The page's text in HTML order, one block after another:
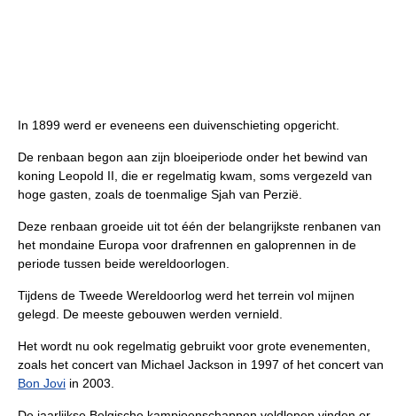
In 1899 werd er eveneens een duivenschieting opgericht.
De renbaan begon aan zijn bloeiperiode onder het bewind van
koning Leopold II, die er regelmatig kwam, soms vergezeld van
hoge gasten, zoals de toenmalige Sjah van Perzië.
Deze renbaan groeide uit tot één der belangrijkste renbanen van
het mondaine Europa voor drafrennen en galoprennen in de
periode tussen beide wereldoorlogen.
Tijdens de Tweede Wereldoorlog werd het terrein vol mijnen
gelegd. De meeste gebouwen werden vernield.
Het wordt nu ook regelmatig gebruikt voor grote evenementen,
zoals het concert van Michael Jackson in 1997 of het concert van
Bon Jovi in 2003.